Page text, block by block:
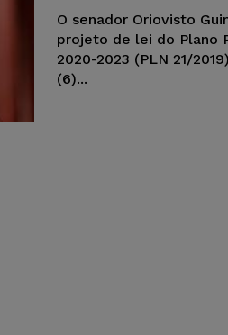
O senador Oriovisto
projeto de lei do Plano
2020-2023 (PLN 21/
(6)...